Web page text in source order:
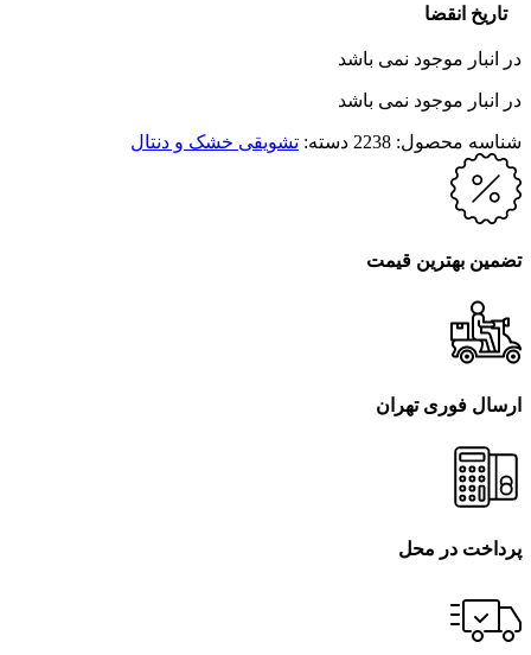
تاریخ انقضا
در انبار موجود نمی باشد
در انبار موجود نمی باشد
شناسه محصول: 2238 دسته: تشویقی خشک و دنتال
تضمین بهترین قیمت
ارسال فوری تهران
پرداخت در محل